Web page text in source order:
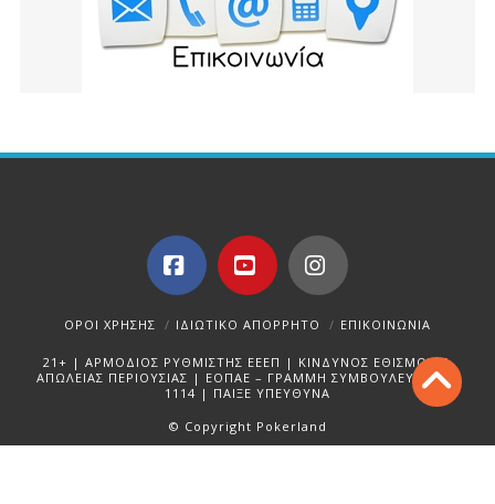
FacebookYouTubeInstagram
ΌΡΟΙ ΧΡΉΣΗΣ ΙΔΙΩΤΙΚΌ ΑΠΌΡΡΗΤΟ ΕΠΙΚΟΙΝΩΝΊΑ
21+ | ΑΡΜΟΔΙΟΣ ΡΥΘΜΙΣΤΗΣ ΕΕΕΠ | ΚΙΝΔΥΝΟΣ ΕΘΙΣΜΟΥ &
ΑΠΩΛΕΙΑΣ ΠΕΡΙΟΥΣΙΑΣ | ΕΟΠΑΕ – ΓΡΑΜΜΗ ΣΥΜΒΟΥΛΕΥΤΙΚΗΣ:
1114 | ΠΑΙΞΕ ΥΠΕΥΘΥΝΑ
© Copyright Pokerland